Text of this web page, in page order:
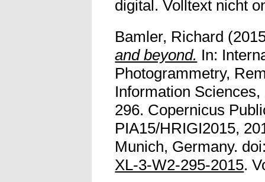
digital. Volltext nicht
Bamler, Richard
and beyond. In:
Photogrammetry,
Information
296. Copernicus
PIA15/HRIGI2015,
Munich, Germany.
XL-3-W2-295-2015.